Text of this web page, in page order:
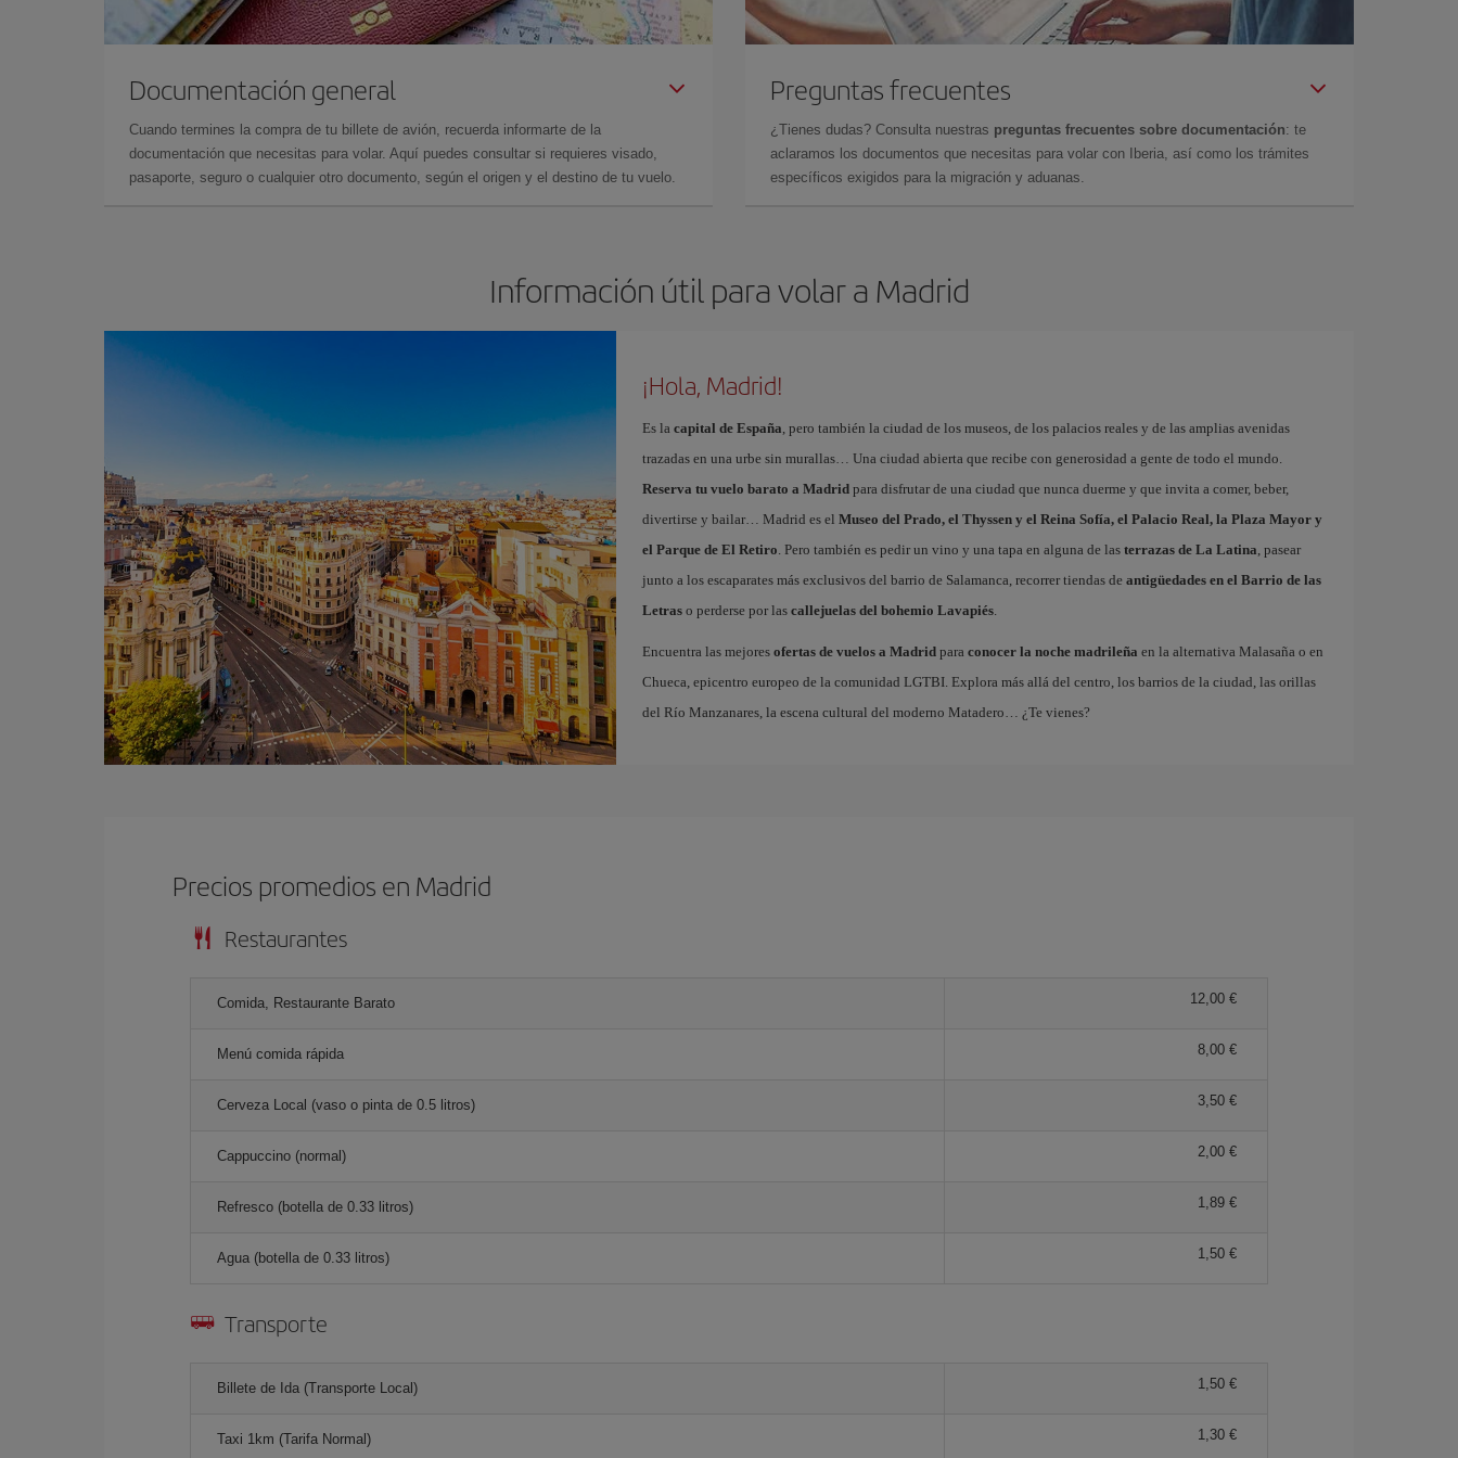
Documentación general
Cuando termines la compra de tu billete de avión, recuerda informarte de la
documentación que necesitas para volar. Aquí puedes consultar si requieres visado,
pasaporte, seguro o cualquier otro documento, según el origen y el destino de tu vuelo.
Preguntas frecuentes
¿Tienes dudas? Consulta nuestras preguntas frecuentes sobre documentación: te
aclaramos los documentos que necesitas para volar con Iberia, así como los trámites
específicos exigidos para la migración y aduanas.
Información útil para volar a Madrid
¡Hola, Madrid!
Es la capital de España, pero también la ciudad de los museos, de los palacios reales y de las amplias avenidas
trazadas en una urbe sin murallas… Una ciudad abierta que recibe con generosidad a gente de todo el mundo.
Reserva tu vuelo barato a Madridpara disfrutar de una ciudad que nunca duerme y que invita a comer, beber,
divertirse y bailar… Madrid es el Museo del Prado, el Thyssen y el Reina Sofía, el Palacio Real, la Plaza Mayor y
el Parque de El Retiro. Pero también es pedir un vino y una tapa en alguna de las terrazas de La Latina, pasear
junto a los escaparates más exclusivos del barrio de Salamanca, recorrer tiendas de antigüedades en el Barrio de las
Letraso perderse por las callejuelas del bohemio Lavapiés.
Encuentra las mejores ofertas de vuelos a Madridpara conocer la noche madrileña en la alternativa Malasaña o en
Chueca, epicentro europeo de la comunidad LGTBI. Explora más allá del centro, los barrios de la ciudad, las orillas
del Río Manzanares, la escena cultural del moderno Matadero… ¿Te vienes?
Precios promedios en Madrid
Restaurantes
Comida, Restaurante Barato 12,00 €
Menú comida rápida 8,00 €
Cerveza Local (vaso o pinta de 0.5 litros) 3,50 €
Cappuccino (normal) 2,00 €
Refresco (botella de 0.33 litros) 1,89 €
Agua (botella de 0.33 litros) 1,50 €
Transporte
Billete de Ida (Transporte Local) 1,50 €
Taxi 1km (Tarifa Normal) 1,30 €